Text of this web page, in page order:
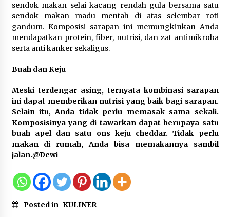
Dikunjungi PWI, Wawan Fauzi: Peran
Media Bisa Berdampak Besar
hingga Fatal
6 Agustus 2026
sendok makan selai kacang rendah gula bersama satu
sendok makan madu mentah di atas selembar roti
gandum. Komposisi sarapan ini memungkinkan Anda
mendapatkan protein, fiber, nutrisi, dan zat antimikroba
serta anti kanker sekaligus.
Buah dan Keju
Meski terdengar asing, ternyata kombinasi sarapan
ini dapat memberikan nutrisi yang baik bagi sarapan.
Selain itu, Anda tidak perlu memasak sama sekali.
Komposisinya yang di tawarkan dapat berupaya satu
buah apel dan satu ons keju cheddar. Tidak perlu
makan di rumah, Anda bisa memakannya sambil
jalan.@Dewi
Posted in KULINER